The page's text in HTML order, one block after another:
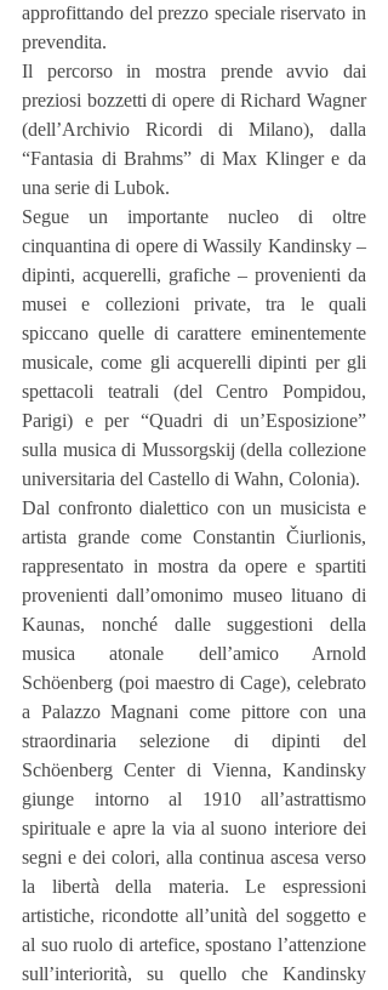
approfittando del prezzo speciale riservato in
prevendita.
Il percorso in mostra prende avvio dai
preziosi bozzetti di opere di Richard Wagner
(dell’Archivio Ricordi di Milano), dalla
“Fantasia di Brahms” di Max Klinger e da
una serie di Lubok.
Segue un importante nucleo di oltre
cinquantina di opere di Wassily Kandinsky –
dipinti, acquerelli, grafiche – provenienti da
musei e collezioni private, tra le quali
spiccano quelle di carattere eminentemente
musicale, come gli acquerelli dipinti per gli
spettacoli teatrali (del Centro Pompidou,
Parigi) e per “Quadri di un’Esposizione”
sulla musica di Mussorgskij (della collezione
universitaria del Castello di Wahn, Colonia).
Dal confronto dialettico con un musicista e
artista grande come Constantin Čiurlionis,
rappresentato in mostra da opere e spartiti
provenienti dall’omonimo museo lituano di
Kaunas, nonché dalle suggestioni della
musica atonale dell’amico Arnold
Schöenberg (poi maestro di Cage), celebrato
a Palazzo Magnani come pittore con una
straordinaria selezione di dipinti del
Schöenberg Center di Vienna, Kandinsky
giunge intorno al 1910 all’astrattismo
spirituale e apre la via al suono interiore dei
segni e dei colori, alla continua ascesa verso
la libertà della materia. Le espressioni
artistiche, ricondotte all’unità del soggetto e
al suo ruolo di artefice, spostano l’attenzione
sull’interiorità, su quello che Kandinsky